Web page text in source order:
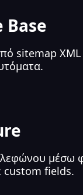
Base
sitemap XML
μέσω
custom fields.